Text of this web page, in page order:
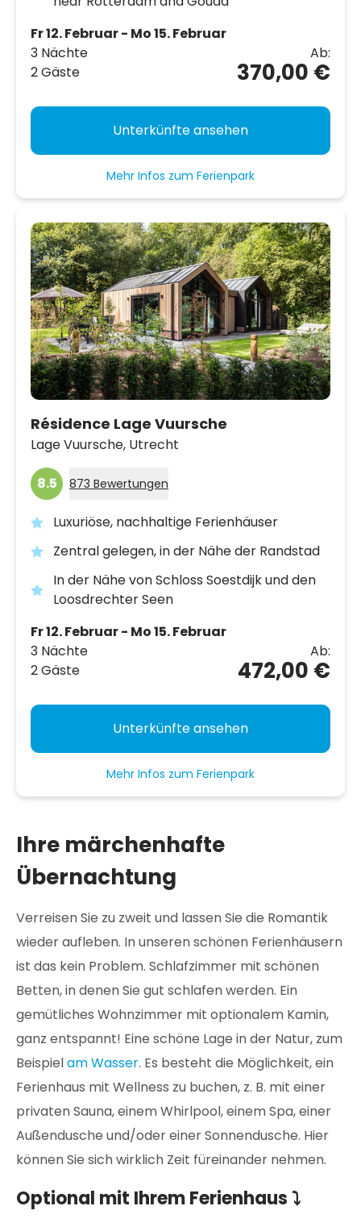
Fr 12. Februar - Mo 15. Februar
3 Nächte
2 Gäste
Ab:
370,00 €
Unterkünfte ansehen
Mehr Infos zum Ferienpark
Résidence Lage Vuursche
Lage Vuursche, Utrecht
8.5 873 Bewertungen
Luxuriöse, nachhaltige Ferienhäuser
Zentral gelegen, in der Nähe der Randstad
In der Nähe von Schloss Soestdijk und den
Loosdrechter Seen
Fr 12. Februar - Mo 15. Februar
3 Nächte
2 Gäste
Ab:
472,00 €
Unterkünfte ansehen
Mehr Infos zum Ferienpark
Ihre märchenhafte
Übernachtung
Verreisen Sie zu zweit und lassen Sie die Romantik
wieder aufleben. In unseren schönen Ferienhäusern
ist das kein Problem. Schlafzimmer mit schönen
Betten, in denen Sie gut schlafen werden. Ein
gemütliches Wohnzimmer mit optionalem Kamin,
ganz entspannt! Eine schöne Lage in der Natur, zum
Beispielam Wasser. Es besteht die Möglichkeit, ein
Ferienhaus mit Wellness zu buchen, z. B. mit einer
privaten Sauna, einem Whirlpool, einem Spa, einer
Außendusche und/oder einer Sonnendusche. Hier
können Sie sich wirklich Zeit füreinander nehmen.
Optional mit Ihrem Ferienhaus ⤵